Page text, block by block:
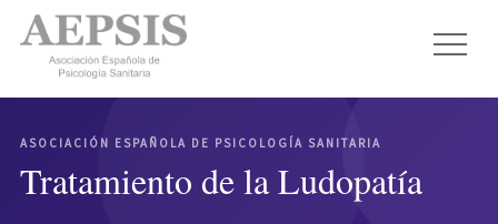
ASOCIACIÓN ESPAÑOLA DE PSICOLOGÍA SANITARIA
Tratamiento de la Ludopatía